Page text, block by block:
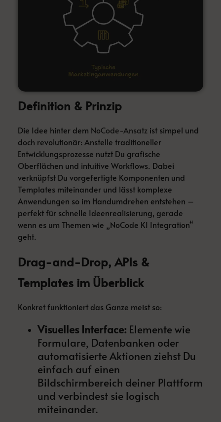
Definition & Prinzip
Die Idee hinter dem NoCode-Ansatz ist simpel und
doch revolutionär: Anstelle traditioneller
Entwicklungsprozesse nutzt Du grafische
Oberflächen und intuitive Workflows. Dabei
verknüpfst Du vorgefertigte Komponenten und
Templates miteinander und lässt komplexe
Anwendungen so im Handumdrehen entstehen –
perfekt für schnelle Ideenrealisierung, gerade
wenn es um Themen wie „NoCode KI Integration“
geht.
Drag-and-Drop, APIs &
Templates im Überblick
Konkret funktioniert das Ganze meist so:
Visuelles Interface: Elemente wie
Formulare, Datenbanken oder
automatisierte Aktionen ziehst Du
einfach auf einen
Bildschirmbereich deiner Plattform
und verbindest sie logisch
miteinander.